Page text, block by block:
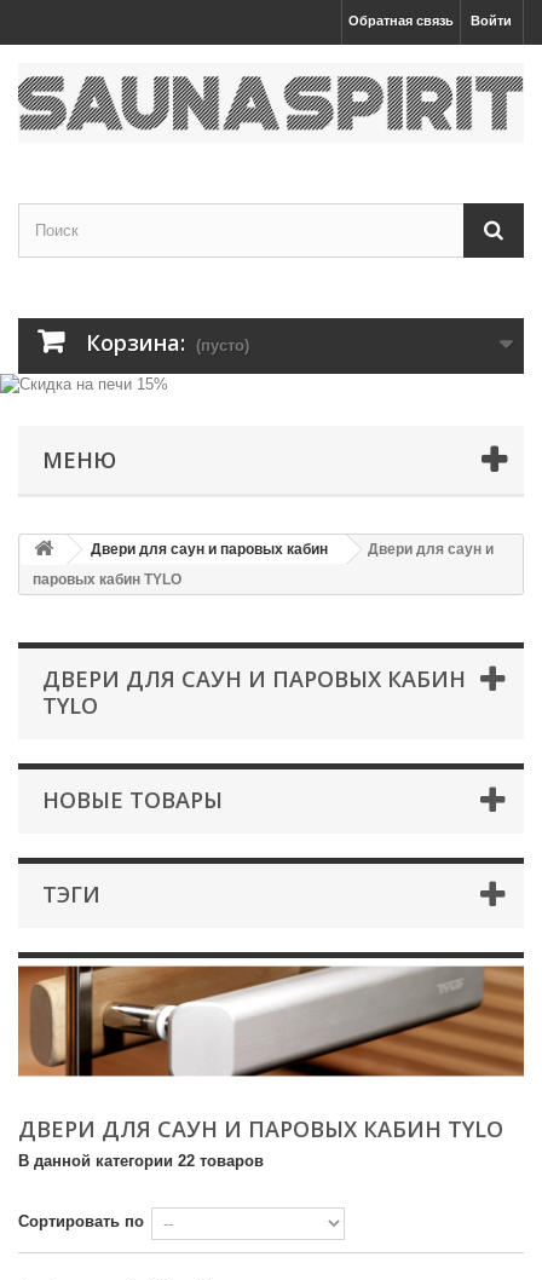
Войти
Обратная связь
Корзина: (пусто)
МЕНЮ
Двери для саун и паровых кабин
Двери для саун и
паровых кабин TYLO
ДВЕРИ ДЛЯ САУН И ПАРОВЫХ КАБИН
TYLO
НОВЫЕ ТОВАРЫ
ТЭГИ
ДВЕРИ ДЛЯ САУН И ПАРОВЫХ КАБИН TYLO
В данной категории 22 товаров
Сортировать по